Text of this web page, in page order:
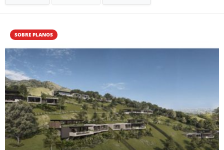
SOBRE PLANOS